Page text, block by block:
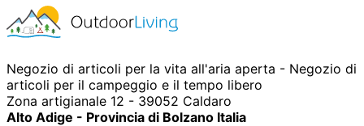
Negozio di articoli per la vita all'aria aperta - Negozio di
articoli per il campeggio e il tempo libero
Zona artigianale 12 - 39052 Caldaro
Alto Adige - Provincia di Bolzano Italia